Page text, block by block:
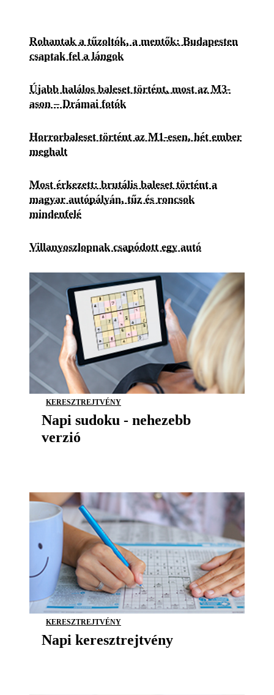
Rohantak a tűzoltók, a mentők: Budapesten
csaptak fel a lángok
Újabb halálos baleset történt, most az M3-
ason – Drámai fotók
Horrorbaleset történt az M1-esen, hét ember
meghalt
Most érkezett: brutális baleset történt a
magyar autópályán, tűz és roncsok
mindenfelé
Villanyoszlopnak csapódott egy autó
KERESZTREJTVÉNY
Napi sudoku - nehezebb
verzió
KERESZTREJTVÉNY
Napi keresztrejtvény